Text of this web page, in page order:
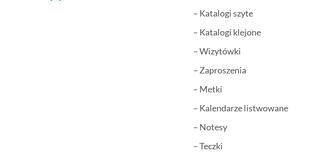
– Katalogi szyte
– Katalogi klejone
– Wizytówki
– Zaproszenia
– Metki
– Kalendarze listwowane
– Notesy
– Teczki